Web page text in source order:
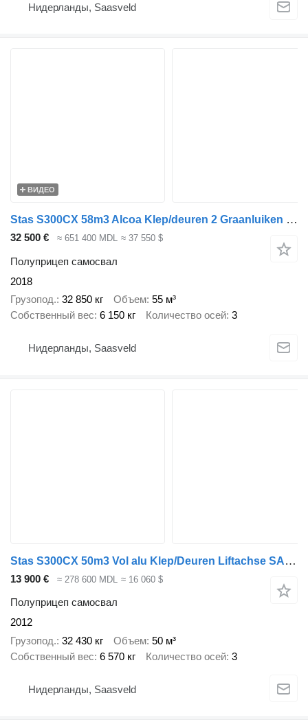
Нидерланды, Saasveld
ВИДЕО
Stas S300CX 58m3 Alcoa Klep/deuren 2 Graanluiken NL Trailer APK/TUV 1
32 500 € ≈ 651 400 MDL ≈ 37 550 $
Полуприцеп самосвал
2018
Грузопод. 32 850 кг Объем 55 м³
Собственный вес 6 150 кг Количество осей 3
Нидерланды, Saasveld
Stas S300CX 50m3 Vol alu Klep/Deuren Liftachse SAF Scheibenbremsen
13 900 € ≈ 278 600 MDL ≈ 16 060 $
Полуприцеп самосвал
2012
Грузопод. 32 430 кг Объем 50 м³
Собственный вес 6 570 кг Количество осей 3
Нидерланды, Saasveld